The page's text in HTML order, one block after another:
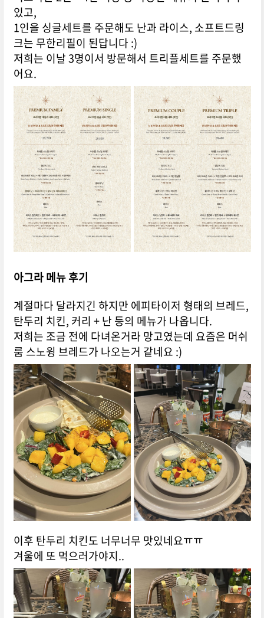
있고,
1인을 싱글세트를 주문해도 난과 라이스, 소프트드링
크는 무한리필이 된답니다 :)
저희는 이날 3명이서 방문해서 트리플세트를 주문했
어요.
아그라 메뉴 후기
계절마다 달라지긴 하지만 에피타이저 형태의 브레드,
탄두리 치킨, 커리 + 난 등의 메뉴가 나옵니다.
저희는 조금 전에 다녀온거라 망고였는데 요즘은 머쉬
룸 스노윙 브레드가 나오는거 같네요 :)
이후 탄두리 치킨도 너무너무 맛있네요ㅠㅠ
겨울에 또 먹으러가야지..